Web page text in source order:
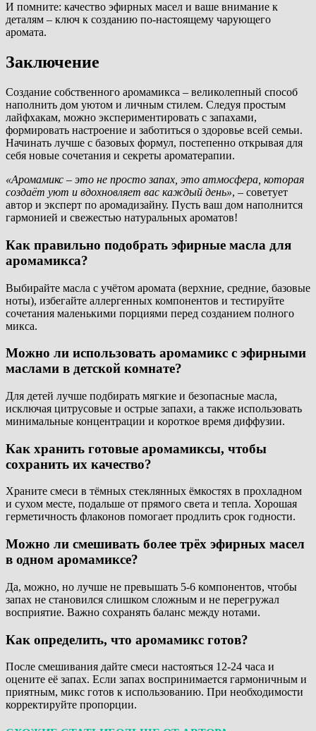
И помните: качество эфирных масел и ваше внимание к
деталям – ключ к созданию по-настоящему чарующего
аромата.
Заключение
Создание собственного аромамикса – великолепный способ
наполнить дом уютом и личным стилем. Следуя простым
лайфхакам, можно экспериментировать с запахами,
формировать настроение и заботиться о здоровье всей семьи.
Начинать лучше с базовых формул, постепенно открывая для
себя новые сочетания и секреты ароматерапии.
«Аромамикс – это не просто запах, это атмосфера, которая
создаёт уют и вдохновляет вас каждый день», – советует
автор и эксперт по аромадизайну. Пусть ваш дом наполнится
гармонией и свежестью натуральных ароматов!
Как правильно подобрать эфирные масла для
аромамикса?
Выбирайте масла с учётом аромата (верхние, средние, базовые
ноты), избегайте аллергенных компонентов и тестируйте
сочетания маленькими порциями перед созданием полного
микса.
Можно ли использовать аромамикс с эфирными
маслами в детской комнате?
Для детей лучше подбирать мягкие и безопасные масла,
исключая цитрусовые и острые запахи, а также использовать
минимальные концентрации и короткое время диффузии.
Как хранить готовые аромамиксы, чтобы
сохранить их качество?
Храните смеси в тёмных стеклянных ёмкостях в прохладном
и сухом месте, подальше от прямого света и тепла. Хорошая
герметичность флаконов помогает продлить срок годности.
Можно ли смешивать более трёх эфирных масел
в одном аромамиксе?
Да, можно, но лучше не превышать 5-6 компонентов, чтобы
запах не становился слишком сложным и не перегружал
восприятие. Важно сохранять баланс между нотами.
Как определить, что аромамикс готов?
После смешивания дайте смеси настояться 12-24 часа и
оцените её запах. Если запах воспринимается гармоничным и
приятным, микс готов к использованию. При необходимости
корректируйте пропорции.